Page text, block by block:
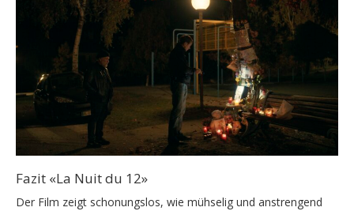
Fazit «La Nuit du 12»
Der Film zeigt schonungslos, wie mühselig und anstrengend